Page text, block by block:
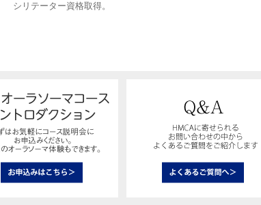
シリテーター資格取得。